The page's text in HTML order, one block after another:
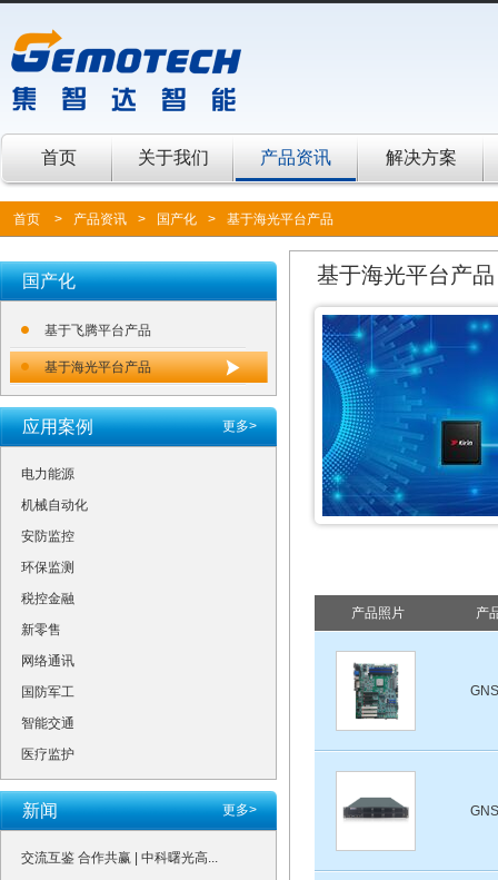
首页 关于我们 产品资讯 解决方案
首页 > 产品资讯 > 国产化 > 基于海光平台产品
国产化
基于飞腾平台产品
基于海光平台产品
更多>
应用案例
电力能源
机械自动化
安防监控
环保监测
税控金融
新零售
网络通讯
国防军工
智能交通
医疗监护
更多>
新闻
交流互鉴 合作共赢 | 中科曙光高...
基于海光平台产品
产品照片 产